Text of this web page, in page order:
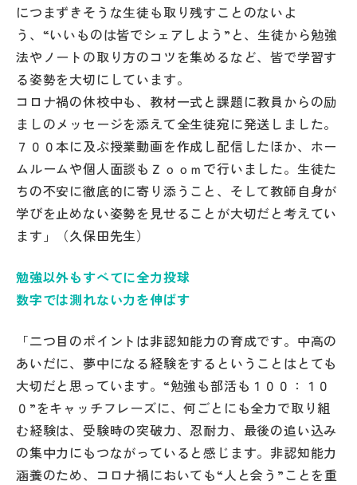
運営会社
につまずきそうな生徒も取り残すことのないよ
う、“いいものは皆でシェアしよう”と、生徒から勉強
法やノートの取り方のコツを集めるなど、皆で学習す
る姿勢を大切にしています。
コロナ禍の休校中も、教材一式と課題に教員からの励
ましのメッセージを添えて全生徒宛に発送しました。
７００本に及ぶ授業動画を作成し配信したほか、ホー
ムルームや個人面談もＺｏｏｍで行いました。生徒た
ちの不安に徹底的に寄り添うこと、そして教師自身が
学びを止めない姿勢を見せることが大切だと考えてい
ます」（久保田先生）
勉強以外もすべてに全力投球
数字では測れない力を伸ばす
「二つ目のポイントは非認知能力の育成です。中高の
あいだに、夢中になる経験をするということはとても
大切だと思っています。“勉強も部活も１００：１０
０”をキャッチフレーズに、何ごとにも全力で取り組
む経験は、受験時の突破力、忍耐力、最後の追い込み
の集中力にもつながっていると感じます。非認知能力
涵養のため、コロナ禍においても“人と会う”ことを重